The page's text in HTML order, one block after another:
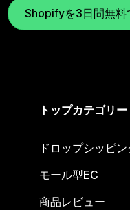
Shopifyを3日間無料
トップカテゴリー
ドロップシッピン
モール型EC
商品レビュー